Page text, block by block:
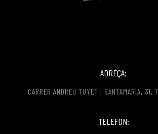
ADREÇA:
CARRER ANDREU TUYET I SANTAMARIA, 31,
TELEFON: